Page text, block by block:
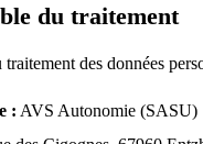
du traitement
des données
: AVS Autonomie (SASU)